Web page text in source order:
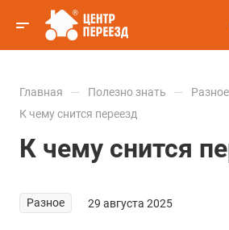
Главная — Полезно знать — Разное
К чему снится переезд
К чему снится
Разное 29 августа 2025